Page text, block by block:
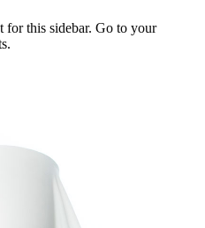
for this sidebar. Go to your